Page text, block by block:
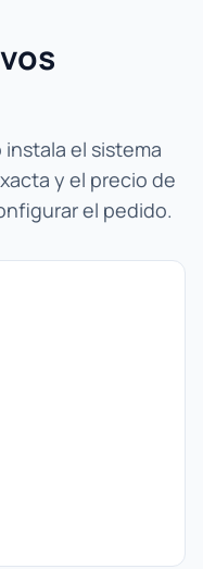
el sistema
y el precio de
el pedido.